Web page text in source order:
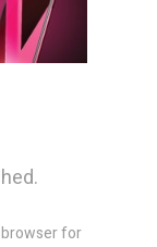
browser for